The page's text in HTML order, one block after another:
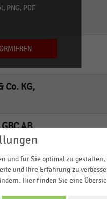
Ltd.,
KG,
AB,
Gesundheit
PNG, PDF
und für Sie optimal zu
und Ihre Erfahrung zu
Hier finden Sie eine